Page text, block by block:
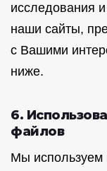
исследования
наши сайты,
с Вашими
ниже.
6.
файлов
Мы используем